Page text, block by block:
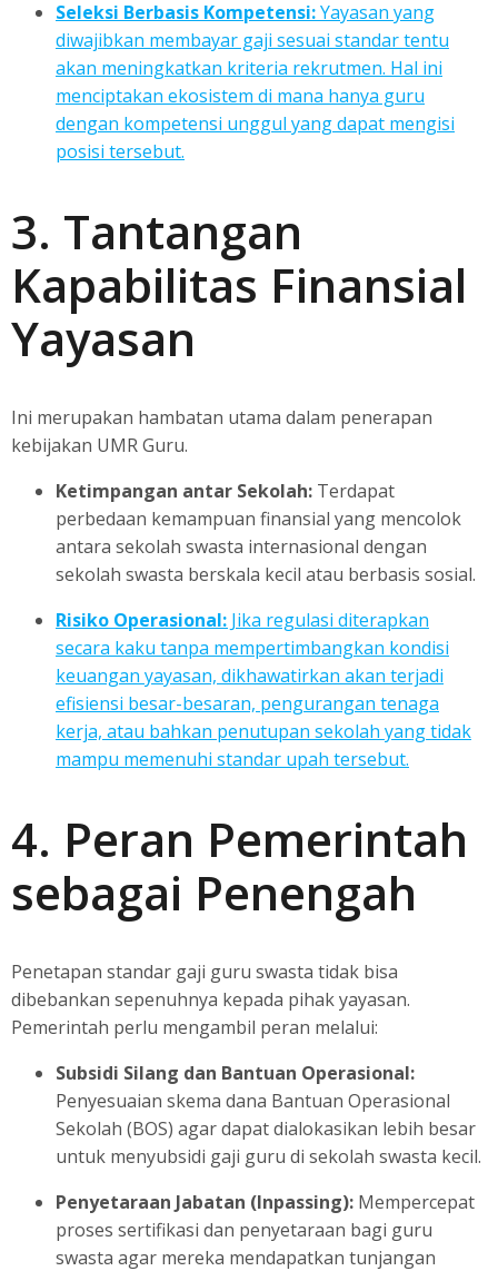
Seleksi Berbasis Kompetensi:Yayasan yang
diwajibkan membayar gaji sesuai standar tentu
akan meningkatkan kriteria rekrutmen. Hal ini
menciptakan ekosistem di mana hanya guru
dengan kompetensi unggul yang dapat mengisi
posisi tersebut.
3. Tantangan
Kapabilitas Finansial
Yayasan
Ini merupakan hambatan utama dalam penerapan
kebijakan UMR Guru.
Ketimpangan antar Sekolah: Terdapat
perbedaan kemampuan finansial yang mencolok
antara sekolah swasta internasional dengan
sekolah swasta berskala kecil atau berbasis sosial.
Risiko Operasional: Jika regulasi diterapkan
secara kaku tanpa mempertimbangkan kondisi
keuangan yayasan, dikhawatirkan akan terjadi
efisiensi besar-besaran, pengurangan tenaga
kerja, atau bahkan penutupan sekolah yang tidak
mampu memenuhi standar upah tersebut.
4. Peran Pemerintah
sebagai Penengah
Penetapan standar gaji guru swasta tidak bisa
dibebankan sepenuhnya kepada pihak yayasan.
Pemerintah perlu mengambil peran melalui:
Subsidi Silang dan Bantuan Operasional:
Penyesuaian skema dana Bantuan Operasional
Sekolah (BOS) agar dapat dialokasikan lebih besar
untuk menyubsidi gaji guru di sekolah swasta kecil.
Penyetaraan Jabatan (Inpassing): Mempercepat
proses sertifikasi dan penyetaraan bagi guru
swasta agar mereka mendapatkan tunjangan